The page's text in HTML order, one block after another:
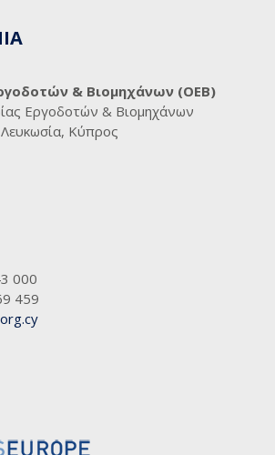
& Βιομηχάνων (ΟΕΒ)
Εργοδοτών & Βιομηχάνων
Κύπρος
000
459